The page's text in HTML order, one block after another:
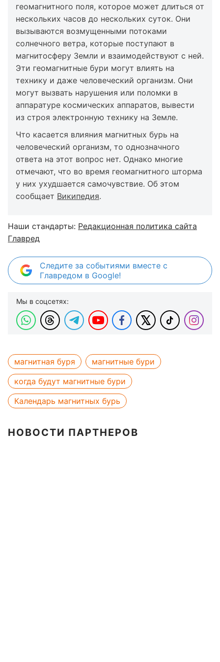
геомагнитного поля, которое может длиться от
нескольких часов до нескольких суток. Они
вызываются возмущенными потоками
солнечного ветра, которые поступают в
магнитосферу Земли и взаимодействуют с ней.
Эти геомагнитные бури могут влиять на
технику и даже человеческий организм. Они
могут вызвать нарушения или поломки в
аппаратуре космических аппаратов, вывести
из строя электронную технику на Земле.
Что касается влияния магнитных бурь на
человеческий организм, то однозначного
ответа на этот вопрос нет. Однако многие
отмечают, что во время геомагнитного шторма
у них ухудшается самочувствие. Об этом
сообщает Википедия.
Наши стандарты: Редакционная политика сайта
Главред
Следите за событиями вместе с
Главредом в Google!
Мы в соцсетях:
магнитная буря
магнитные бури
когда будут магнитные бури
Календарь магнитных бурь
НОВОСТИ ПАРТНЕРОВ